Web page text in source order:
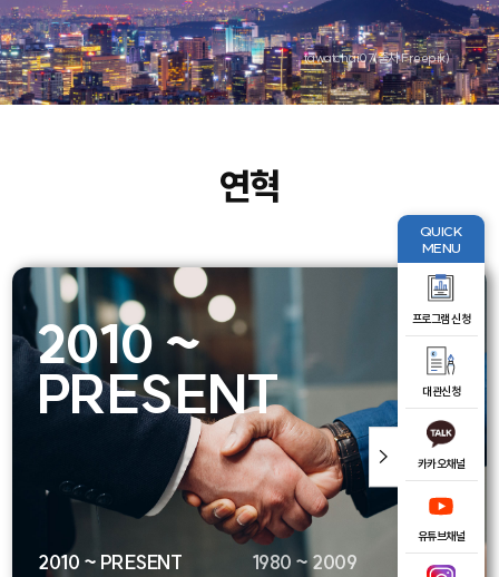
QUICK
MENU
프로그램 신청
대관신청
카카오채널
유튜브채널
tawatchai07(출처 Freepik)
연혁
2010 ~
PRESENT
2010 ~ PRESENT 1980 ~ 2009
1980 ~
2009
2010 ~ PRESENT 1980 ~ 2009